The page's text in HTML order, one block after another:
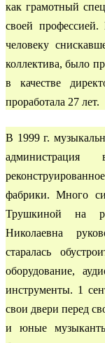
как грамотный
своей
человеку
коллектива, было
в качестве
проработала 27 лет.
В 1999 г.
администрация
фабрики. Много
Трушкиной на
Николаевна
старалась
оборудование,
инструменты. 1
свои двери перед
и юные